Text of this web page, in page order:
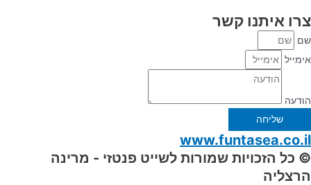
צרו איתנו קשר
שם
אימייל
הודעה
שליחה
www.funtasea.co.il
© כל הזכויות שמורות לשייט פנטזי - מרינה
הרצליה